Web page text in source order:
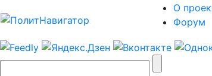
О
Форум